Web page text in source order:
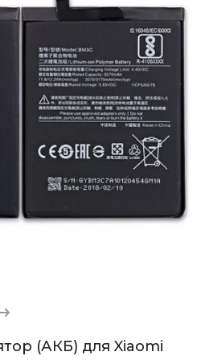
(АКБ) для Xiaomi